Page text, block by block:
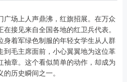
场上人声鼎沸，红旗招展。在万众
接见来自全国各地的红卫兵代表。
身着军绿色制服的年轻女学生从人群
到毛主席面前，小心翼翼地为这位革
袖章。这个看似简单的动作，却成为
历史瞬间之一。